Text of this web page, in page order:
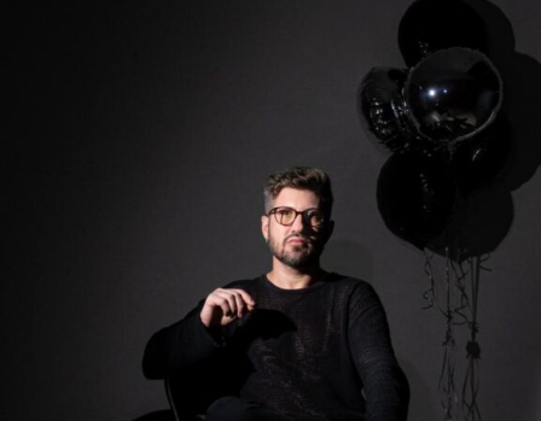
Com mais de 50 anos de atuação, a ANCORD (Associação
Nacional das Corretoras e Distribuidoras de Títulos e
Valores Mobiliários, Câmbio e Mercadorias) se
consolidou como a mais representativa Associação da
Indústria de Intermediação. É também reconhecida pela
qualidade de suas iniciativas educacionais e, por conta de
sua experiência, modernos processos e constantes
investimentos em tecnologia, se tornou uma referência
do mercado financeiro e de capitais como Entidade
Certificadora e Credenciadora.
Sobre a Agrinvest Commodities
A Agrinvest Commodities é referência em inteligência de
mercado e gestão de risco para o agronegócio brasileiro,